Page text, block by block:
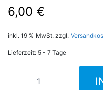
6,00 €
inkl. 19 % MwSt. zzgl.
Lieferzeit: 5 - 7 Tage
Pfeilschneidegerät